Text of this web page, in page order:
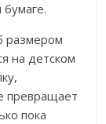
размером
на детском
превращает
пока